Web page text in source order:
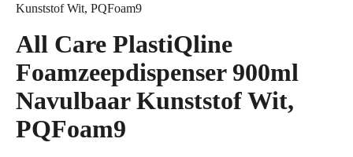
Kunststof Wit, PQFoam9
All Care PlastiQline
Foamzeepdispenser 900ml
Navulbaar Kunststof Wit,
PQFoam9